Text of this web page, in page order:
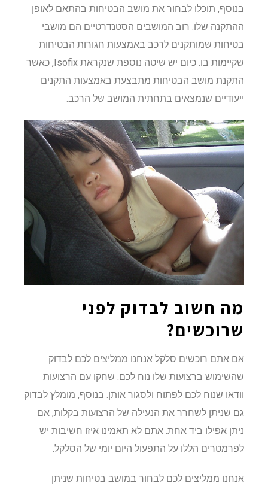
בנוסף, תוכלו לבחור את מושב הבטיחות בהתאם לאופן
ההתקנה שלו. רוב המושבים הסטנדרטיים הם מושבי
בטיחות שמותקנים לרכב באמצעות חגורות הבטיחות
שקיימות בו. כיום יש שיטה נוספת שנקראת Isofix, כאשר
התקנת מושב הבטיחות מתבצעת באמצעות התקנים
ייעודיים שנמצאים בתחתית המושב של הרכב.
מה חשוב לבדוק לפני
שרוכשים?
אם אתם רוכשים סלקל אנחנו ממליצים לכם לבדוק
שהשימוש ברצועות שלו נוח לכם. שחקו עם הרצועות
וודאו שנוח לכם לפתוח ולסגור אותן. בנוסף, מומלץ לבדוק
גם שניתן לשחרר את הנעילה של הרצועות בקלות, אם
ניתן אפילו ביד אחת. אתם לא תאמינו איזו חשיבות יש
לפרמטרים הללו על התפעול היום יומי של הסלקל.
אנחנו ממליצים לכם לבחור במושב בטיחות שניתן